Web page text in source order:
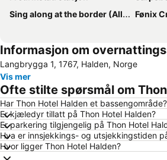
Sing along at the border (Allsang på Grensen)
Fønix
Informasjon om
Langbrygga 1, 1767, Halden, Norge
Vis mer
Ofte stilte spørsmål om
Har Thon Hotel Halden et bassengområde?
Er kjæledyr tillatt på Thon Hotel Halden?
Er parkering tilgjengelig på Thon Hotel
Hva er innsjekkings- og utsjekkingstiden
Hvor ligger Thon Hotel Halden?